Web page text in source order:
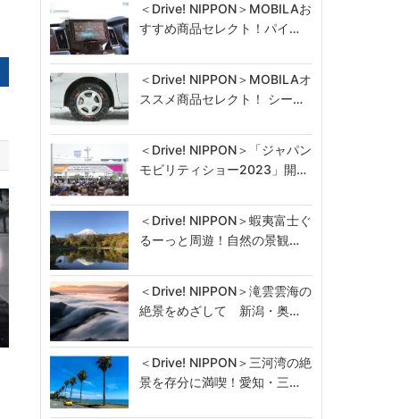
＜Drive! NIPPON＞MOBILAお
すすめ商品セレクト！パイ…
＜Drive! NIPPON＞MOBILAオ
ススメ商品セレクト！ シー…
＜Drive! NIPPON＞「ジャパン
モビリティショー2023」開…
＜Drive! NIPPON＞蝦夷富士ぐ
るーっと周遊！自然の景観…
＜Drive! NIPPON＞滝雲雲海の
絶景をめざして 新潟・奥…
＜Drive! NIPPON＞三河湾の絶
景を存分に満喫！愛知・三…